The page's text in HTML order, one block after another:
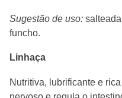
Sugestão de uso:
funcho.
Linhaça
Nutritiva, lubrificante e